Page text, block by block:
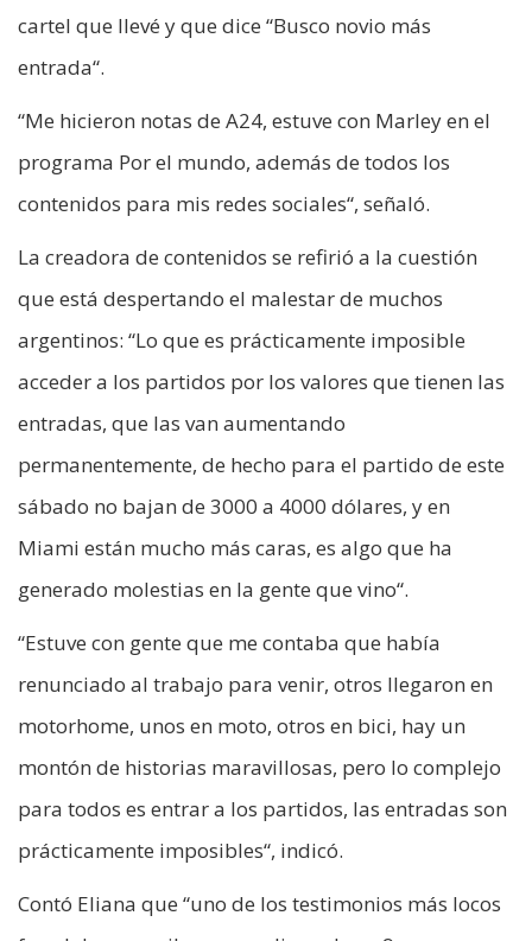
cartel que llevé y que dice “Busco novio más
entrada“.
“Me hicieron notas de A24, estuve con Marley en el
programa Por el mundo, además de todos los
contenidos para mis redes sociales“, señaló.
La creadora de contenidos se refirió a la cuestión
que está despertando el malestar de muchos
argentinos: “Lo que es prácticamente imposible
acceder a los partidos por los valores que tienen las
entradas, que las van aumentando
permanentemente, de hecho para el partido de este
sábado no bajan de 3000 a 4000 dólares, y en
Miami están mucho más caras, es algo que ha
generado molestias en la gente que vino“.
“Estuve con gente que me contaba que había
renunciado al trabajo para venir, otros llegaron en
motorhome, unos en moto, otros en bici, hay un
montón de historias maravillosas, pero lo complejo
para todos es entrar a los partidos, las entradas son
prácticamente imposibles“, indicó.
Contó Eliana que “uno de los testimonios más locos